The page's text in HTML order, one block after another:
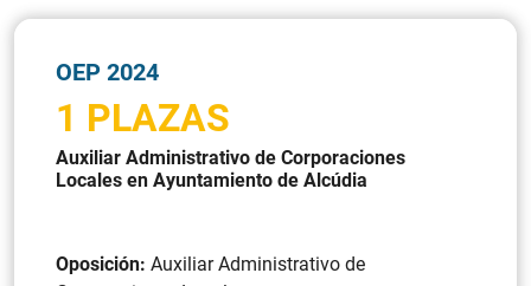
OEP 2024
1 PLAZAS
Auxiliar Administrativo de Corporaciones
Locales en Ayuntamiento de Alcúdia
Oposición: Auxiliar Administrativo de